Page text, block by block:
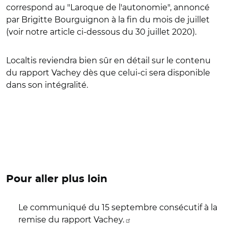
correspond au "Laroque de l'autonomie", annoncé
par Brigitte Bourguignon à la fin du mois de juillet
(voir notre article ci-dessous du 30 juillet 2020).
Localtis reviendra bien sûr en détail sur le contenu
du rapport Vachey dès que celui-ci sera disponible
dans son intégralité.
Pour aller plus loin
Le communiqué du 15 septembre consécutif à la
remise du rapport Vachey.